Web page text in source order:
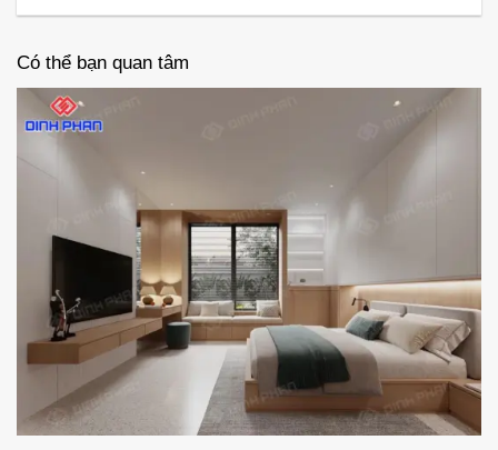
Có thể bạn quan tâm